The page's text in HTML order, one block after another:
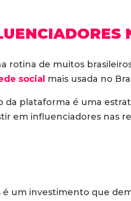
rotina de muitos
social mais usada no
da plataforma é uma
em influenciadores nas
um investimento que